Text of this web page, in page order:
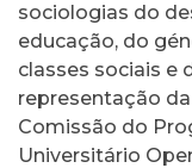
sociologias do
educação, do
classes sociais e
representação da
Comissão do
Universitário